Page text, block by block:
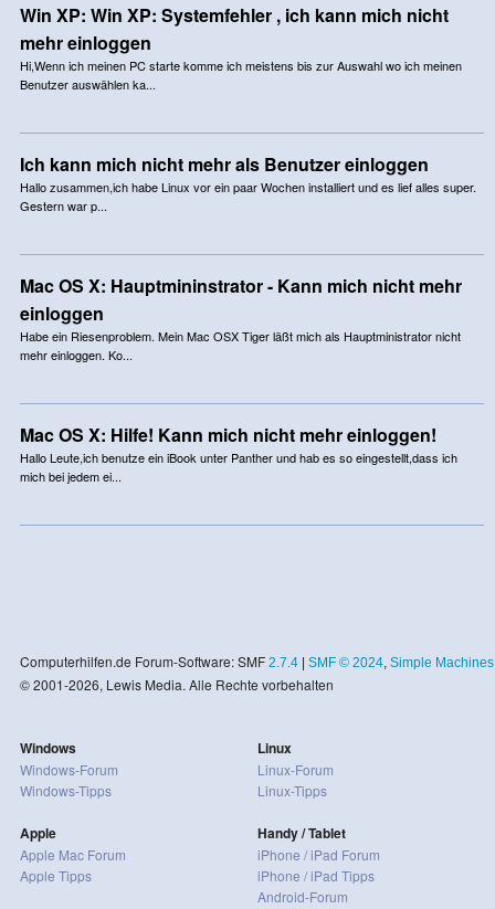
Win XP: Win XP: Systemfehler , ich kann mich nicht
mehr einloggen
Hi,Wenn ich meinen PC starte komme ich meistens bis zur Auswahl wo ich meinen
Benutzer auswählen ka...
Ich kann mich nicht mehr als Benutzer einloggen
Hallo zusammen,ich habe Linux vor ein paar Wochen installiert und es lief alles super.
Gestern war p...
Mac OS X: Hauptmininstrator - Kann mich nicht mehr
einloggen
Habe ein Riesenproblem. Mein Mac OSX Tiger läßt mich als Hauptministrator nicht
mehr einloggen. Ko...
Mac OS X: Hilfe! Kann mich nicht mehr einloggen!
Hallo Leute,ich benutze ein iBook unter Panther und hab es so eingestellt,dass ich
mich bei jedem ei...
Computerhilfen.de Forum-Software: SMF 2.7.4| SMF © 2024, Simple Machines
© 2001-2026, Lewis Media. Alle Rechte vorbehalten
Windows
Windows-Forum
Windows-Tipps
Apple
Apple Mac Forum
Apple Tipps
Linux
Linux-Forum
Linux-Tipps
Handy / Tablet
iPhone / iPad Forum
iPhone / iPad Tipps
Android-Forum